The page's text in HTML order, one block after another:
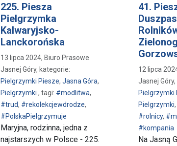
225. Piesza
Pielgrzymka
Kalwaryjsko-
Lanckorońska
13 lipca 2024, Biuro Prasowe
Jasnej Góry, kategorie:
Pielgrzymki Piesze, Jasna Góra,
Pielgrzymki , tagi: #modlitwa,
#trud, #rekolekcjewdrodze,
#PolskaPielgrzymuje
Maryjna, rodzinna, jedna z
najstarszych w Polsce - 225.
41.
12 lipca
Jasnej
Pielgrzymki
Pielgrzymki,
#rolnicy,
#kompania
Na Jasną